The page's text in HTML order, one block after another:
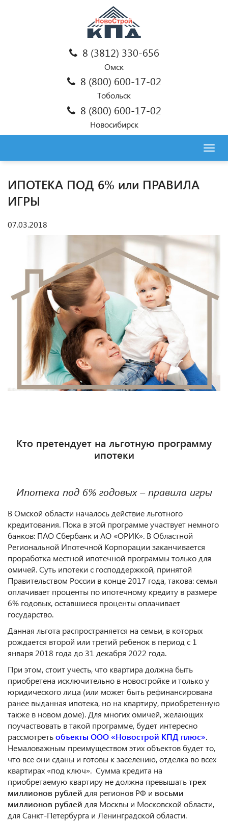
8 (3812) 330-656
Омск
8 (800) 600-17-02
Тобольск
8 (800) 600-17-02
Новосибирск
ИПОТЕКА ПОД 6% или ПРАВИЛА
ИГРЫ
07.03.2018
Кто претендует на льготную программу
ипотеки
Ипотека под 6% годовых – правила игры
В Омской области началось действие льготного
кредитования. Пока в этой программе участвует немного
банков: ПАО Сбербанк и АО «ОРИК». В Областной
Региональной Ипотечной Корпорации заканчивается
проработка местной ипотечной программы только для
омичей. Суть ипотеки с господдержкой, принятой
Правительством России в конце 2017 года, такова: семья
оплачивает проценты по ипотечному кредиту в размере
6% годовых, оставшиеся проценты оплачивает
государство.
Данная льгота распространяется на семьи, в которых
рождается второй или третий ребенок в период с 1
января 2018 года до 31 декабря 2022 года.
При этом, стоит учесть, что квартира должна быть
приобретена исключительно в новостройке и только у
юридического лица (или может быть рефинансирована
ранее выданная ипотека, но на квартиру, приобретенную
также в новом доме). Для многих омичей, желающих
поучаствовать в такой программе, будет интересно
рассмотретьобъекты ООО «Новострой КПД плюс».
Немаловажным преимуществом этих объектов будет то,
что все они сданы и готовы к заселению, отделка во всех
квартирах «под ключ». Сумма кредита на
приобретаемую квартиру не должна превышатьтрех
миллионов рублей для регионов РФ и восьми
миллионов рублей для Москвы и Московской области,
для Санкт-Петербурга и Ленинградской области.